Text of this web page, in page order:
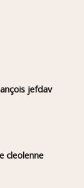
jefdav
cleolenne